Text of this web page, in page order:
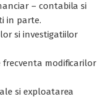
– contabila si
in parte.
si investigatiilor
modificarilor
si exploatarea